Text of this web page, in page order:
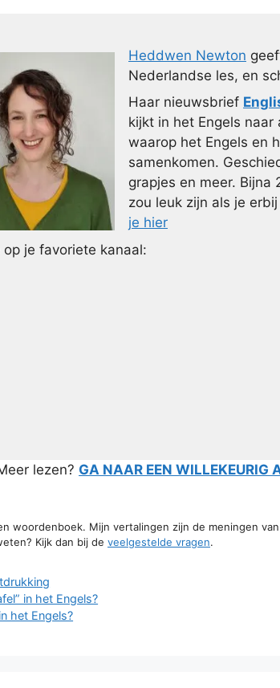
Heddwen Newton
Nederlandse les, en
Haar nieuwsbrief
kijkt in het Engels naar
waarop het Engels en
samenkomen.
grapjes en meer. Bijna
zou leuk zijn als je
je hier
op je favoriete kanaal:
lezen? GA NAAR EEN WILLEKEURIG
woordenboek. Mijn vertalingen zijn de meningen
Kijk dan bij de veelgestelde vragen.
in het Engels?
het Engels?